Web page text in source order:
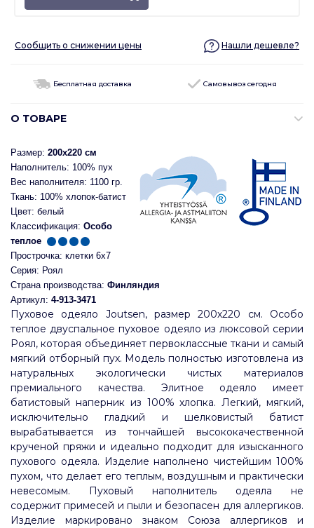
Сообщить о снижении цены Нашли дешевле?
Бесплатная доставка Самовывоз сегодня
О ТОВАРЕ
Размер: 200x220 см
Наполнитель: 100% пух
Вес наполнителя: 1100 гр.
Ткань: 100% хлопок-батист
Цвет: белый
Классификация: Особо
теплое
Прострочка: клетки 6х7
Серия: Роял
Страна производства: Финляндия
Артикул: 4-913-3471
Пуховое одеяло Joutsen, размер 200х220 см. Особо
теплое двуспальное пуховое одеяло из люксовой серии
Роял, которая объединяет первоклассные ткани и самый
мягкий отборный пух. Модель полностью изготовлена из
натуральных экологически чистых материалов
премиального качества. Элитное одеяло имеет
батистовый наперник из 100% хлопка. Легкий, мягкий,
исключительно гладкий и шелковистый батист
вырабатывается из тончайшей высококачественной
крученой пряжи и идеально подходит для изысканного
пухового одеяла. Изделие наполнено чистейшим 100%
пухом, что делает его теплым, воздушным и практически
невесомым. Пуховый наполнитель одеяла не
содержит примесей и пыли и безопасен для аллергиков.
Изделие маркировано знаком Союза аллергиков и